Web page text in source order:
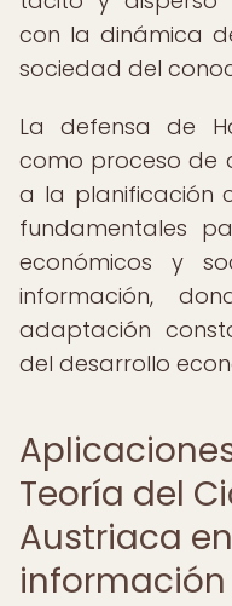
con la dinámica
sociedad del
La defensa de
como proceso de
a la planificación
fundamentales
económicos y
información,
adaptación
del desarrollo
Teoría del
Austriaca
información